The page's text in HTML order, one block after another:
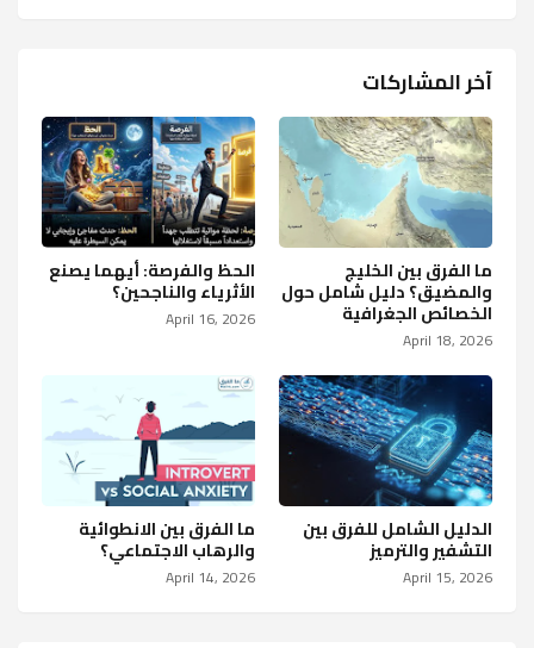
آخر المشاركات
ما الفرق بين الخليج
والمضيق؟ دليل شامل حول
الخصائص الجغرافية
April 18, 2026
الحظ والفرصة: أيهما يصنع
الأثرياء والناجحين؟
April 16, 2026
الدليل الشامل للفرق بين
التشفير والترميز
April 15, 2026
ما الفرق بين الانطوائية
والرهاب الاجتماعي؟
April 14, 2026